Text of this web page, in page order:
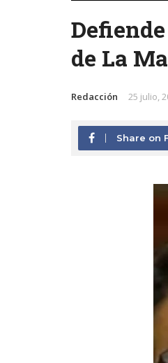
de La
Redacción 25 julio,
Share on